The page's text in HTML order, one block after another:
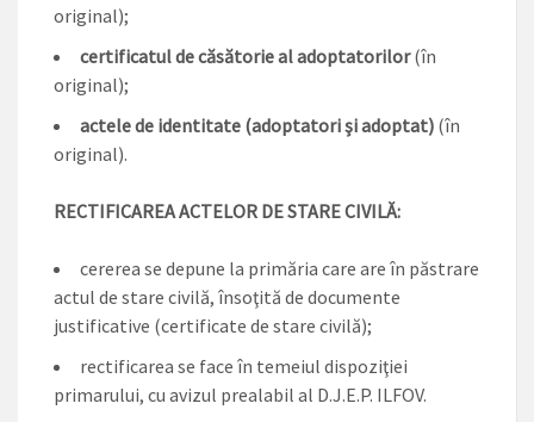
original);
certificatul de căsătorie al adoptatorilor(în
original);
actele de identitate (adoptatori şi adoptat) (în
original).
RECTIFICAREA ACTELOR DE STARE CIVILĂ:
cererea se depune la primăria care are în păstrare
actul de stare civilă, însoţită de documente
justificative (certificate de stare civilă);
rectificarea se face în temeiul dispoziţiei
primarului, cu avizul prealabil al D.J.E.P. ILFOV.